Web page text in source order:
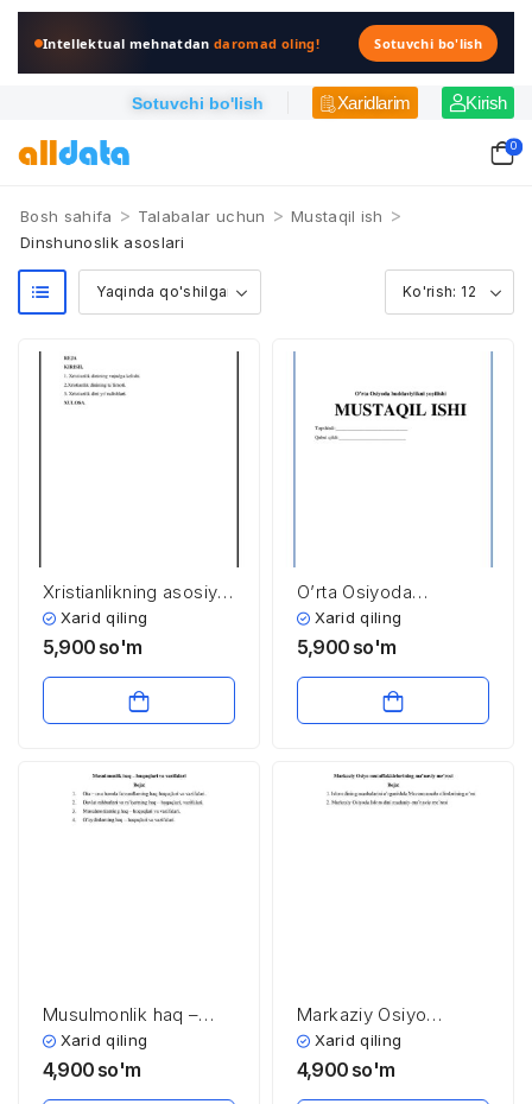
Intellektual mehnatdandaromad oling! Sotuvchi bo'lish
Sotuvchi bo'lish Xaridlarim Kirish
0
Bosh sahifa > Talabalar uchun > Mustaqil ish >
Dinshunoslik asoslari
Xristianlikning asosiy
yo’nalishlari
Xarid qiling
5,900 so'm
O’rta Osiyoda
buddaviylikni yoyilishi
Xarid qiling
5,900 so'm
Musulmonlik haq –
huquqlari va vazifalari
Xarid qiling
4,900 so'm
Markaziy Osiyo
mutaffakkirlarining
ma’naviy me’rosi
Xarid qiling
4,900 so'm